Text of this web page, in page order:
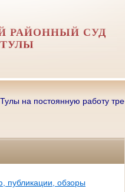
РАЙОННЫЙ СУД
на постоянную работу
публикации, обзоры